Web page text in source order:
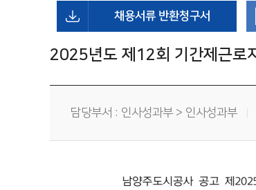
채용서류 반환청구서
2025년도 제12회 기간제근로
담당부서 : 인사성과부 > 인사성과부